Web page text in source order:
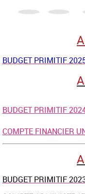
BUDGET PRIMITIF
BUDGET PRIMITIF
COMPTE FINANCIER
BUDGET PRIMITIF